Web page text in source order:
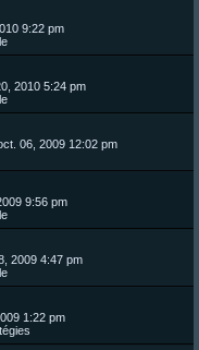
9:22 pm
2010 5:24 pm
06, 2009 12:02 pm
9:56 pm
2009 4:47 pm
1:22 pm